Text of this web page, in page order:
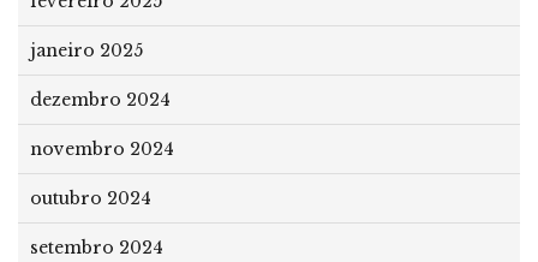
janeiro 2025
dezembro 2024
novembro 2024
outubro 2024
setembro 2024